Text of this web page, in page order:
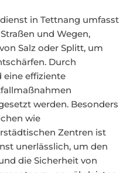
in Tettnang umfasst
und Wegen,
Salz oder Splitt, um
Durch
eine effiziente
werden. Besonders
wie
Zentren ist
unerlässlich, um den
die Sicherheit von